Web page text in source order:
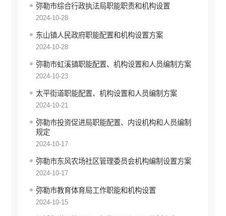
行政处罚和行政强制
行政事业性收费
建议提案办理答复
政府集中采购
重大建设项目信息公开
减税降费
财政资金直达基层
稳岗就业
医疗卫生
弥勒市综合行政执法局职能职责和机构设置
2024-10-28
东山镇人民政府职能配置和机构设置方案
2024-10-28
弥勒市虹溪镇职能配置、机构设置和人员编制方案
2024-10-23
太平街道职能配置、机构设置和人员编制方案
2024-10-21
弥勒市投资促进局职能配置、内设机构和人员编制
规定
2024-10-17
弥勒市东风农场社区管理委员会机构编制设置方案
2024-10-17
弥勒市教育体育局工作职能和机构设置
2024-10-15